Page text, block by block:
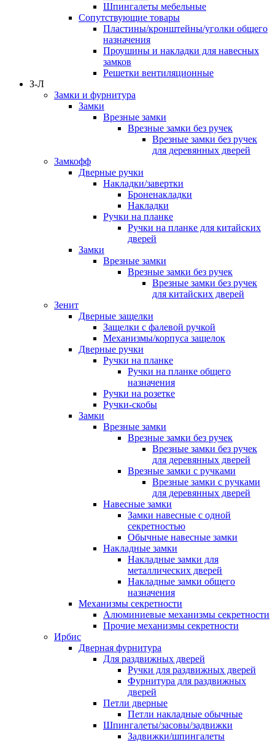
Шпингалеты мебельные
Сопутствующие товары
Пластины/кронштейны/уголки общего
назначения
Проушины и накладки для навесных
замков
Решетки вентиляционные
З-Л
Замки и фурнитура
Замки
Врезные замки
Врезные замки без ручек
Врезные замки без ручек
для деревянных дверей
Замкофф
Дверные ручки
Накладки/завертки
Броненакладки
Накладки
Ручки на планке
Ручки на планке для китайских
дверей
Замки
Врезные замки
Врезные замки без ручек
Врезные замки без ручек
для китайских дверей
Зенит
Дверные защелки
Защелки с фалевой ручкой
Механизмы/корпуса защелок
Дверные ручки
Ручки на планке
Ручки на планке общего
назначения
Ручки на розетке
Ручки-скобы
Замки
Врезные замки
Врезные замки без ручек
Врезные замки без ручек
для деревянных дверей
Врезные замки с ручками
Врезные замки с ручками
для деревянных дверей
Навесные замки
Замки навесные с одной
секретностью
Обычные навесные замки
Накладные замки
Накладные замки для
металлических дверей
Накладные замки общего
назначения
Механизмы секретности
Алюминиевые механизмы секретности
Прочие механизмы секретности
Ирбис
Дверная фурнитура
Для раздвижных дверей
Ручки для раздвижных дверей
Фурнитура для раздвижных
дверей
Петли дверные
Петли накладные обычные
Шпингалеты/засовы/задвижки
Задвижки/шпингалеты